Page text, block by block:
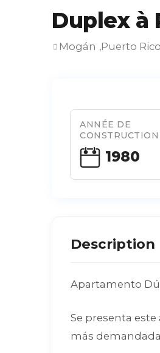
Duplex à
Mogán ,Puerto Rico
ANNÉE DE
CONSTRUCTION
1980
Description
Apartamento
Se presenta
más